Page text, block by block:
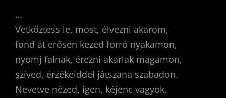
…
Vetkőztess le, most, élvezni akarom,
fond át erősen kezed forró nyakamon,
nyomj falnak, érezni akarlak magamon,
szíved, érzékeiddel játszana szabadon.
Nevetve nézed, igen, kéjenc vagyok,